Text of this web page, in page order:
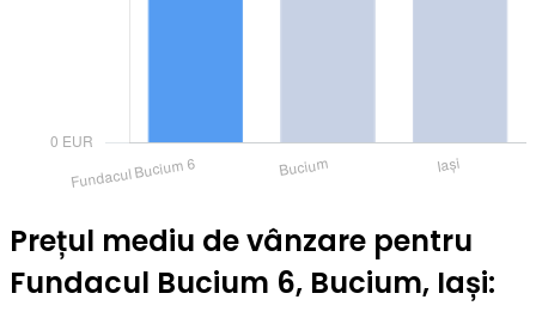
Prețul mediu de vânzare pentru
Fundacul Bucium 6, Bucium, Iași: